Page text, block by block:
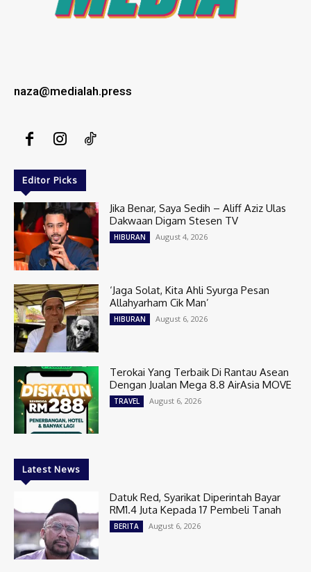
naza@medialah.press
Editor Picks
Jika Benar, Saya Sedih – Aliff Aziz Ulas
Dakwaan Digam Stesen TV
HIBURAN August 4, 2026
‘Jaga Solat, Kita Ahli Syurga Pesan
Allahyarham Cik Man’
HIBURAN August 6, 2026
Terokai Yang Terbaik Di Rantau Asean
Dengan Jualan Mega 8.8 AirAsia MOVE
TRAVEL August 6, 2026
Latest News
Datuk Red, Syarikat Diperintah Bayar
RM1.4 Juta Kepada 17 Pembeli Tanah
BERITA August 6, 2026